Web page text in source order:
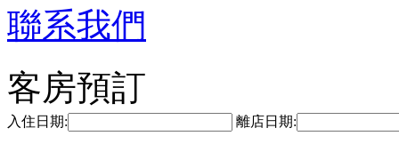
聯系我們
客房預訂
入住日期: 離店日期: